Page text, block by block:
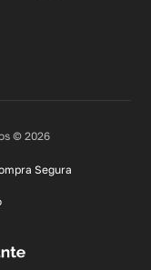
© 2026
Segura